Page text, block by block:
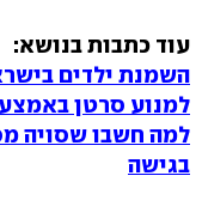
עוד כתבות בנושא:
השמנת ילדים
למנוע סרטן באמצעות
למה חשבו שסויה
בגישה